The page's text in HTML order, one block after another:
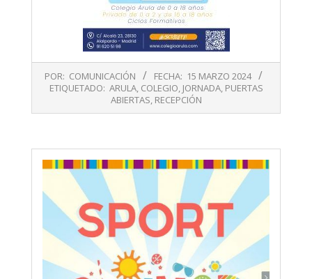
03-
POR: COMUNICACIÓN FECHA: 15 MARZO 2024
ETIQUETADO: ARULA, COLEGIO, JORNADA, PUERTAS
ABIERTAS, RECEPCIÓN